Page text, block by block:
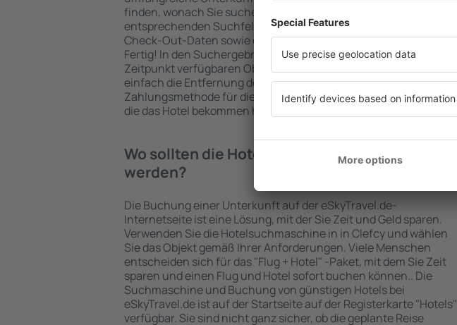
finden, wonach Sie suchen. Geben Sie den Reiseort in die
entsprechenden Suchfelder ein, wählen Sie die Check-In- und
Check-Out-Daten sowie die Anzahl der Gäste und Zimmer aus.
Fertig! In den Suchergebnissen werden die zum angegebenen
Zeitpunkt verfügbaren Objekte angezeigt. Sie können ganz
einfach die Entfernung des Hotels vom Zentrum, die
Zahlungsmethode für die Unterkunft oder die Anzahl der Sterne,
die das Hotel bekommen hat, überprüfen.
Wo sollten die Hotels in in Clefcy gebucht
werden?
Die Buchung einer Unterkunft auf der eSkyTravel.de-
Internetseite ist eine Lösung, mit der Sie Zeit und Geld sparen.
Verwenden Sie die Hotelsuchmaschine in in Clefcy und wählen
Sie das Objekt gemäß Ihrer Anforderungen. Viele Menschen
entscheiden sich für das "Flug + Hotel" -Paket, mit dem Sie Zeit
sparen und einen Flug und Hotel sofort buchen können.. Die
Suchmaschine und Buchung von günstigen Hotels bei
eSkyTravel.de ist auf der Startseite auf der Registerkarte "Hotels"
verfügbar. Sie sind nicht ganz sicher, ob die geplante Reise